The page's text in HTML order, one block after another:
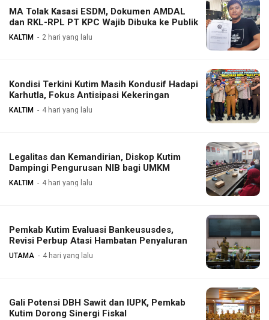
MA Tolak Kasasi ESDM, Dokumen AMDAL
dan RKL-RPL PT KPC Wajib Dibuka ke Publik
KALTIM 2 hari yang lalu
Kondisi Terkini Kutim Masih Kondusif Hadapi
Karhutla, Fokus Antisipasi Kekeringan
KALTIM 4 hari yang lalu
Legalitas dan Kemandirian, Diskop Kutim
Dampingi Pengurusan NIB bagi UMKM
KALTIM 4 hari yang lalu
Pemkab Kutim Evaluasi Bankeususdes,
Revisi Perbup Atasi Hambatan Penyaluran
UTAMA 4 hari yang lalu
Gali Potensi DBH Sawit dan IUPK, Pemkab
Kutim Dorong Sinergi Fiskal